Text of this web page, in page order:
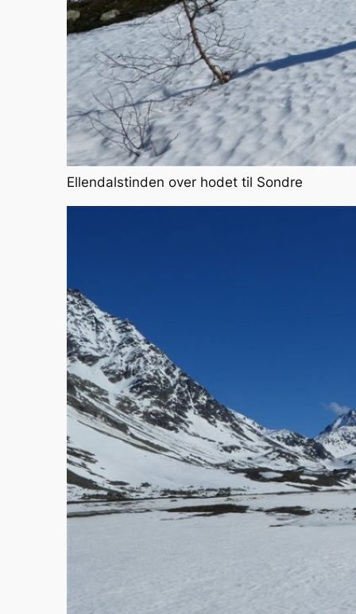
Ellendalstinden over hodet til Sondre